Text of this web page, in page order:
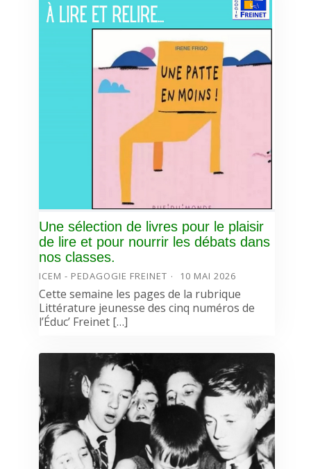
Une sélection de livres pour le plaisir
de lire et pour nourrir les débats dans
nos classes.
ICEM - PEDAGOGIE FREINET 10 MAI 2026
Cette semaine les pages de la rubrique
Littérature jeunesse des cinq numéros de
l’Éduc’ Freinet […]